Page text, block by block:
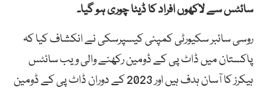
سائٹس سے لاکھوں افراد کا ڈیٹا چوری ہو گیا۔
روسی سائبر سکیورٹی کمپنی کیسپرسکی نے انکشاف کیا کہ
پاکستان میں ڈاٹ پی کے ڈومین رکھنے والی ویب سائٹس
ہیکرز کا آسان ہدف ہیں اور 2023 کے دوران ڈاٹ پی کے ڈومین